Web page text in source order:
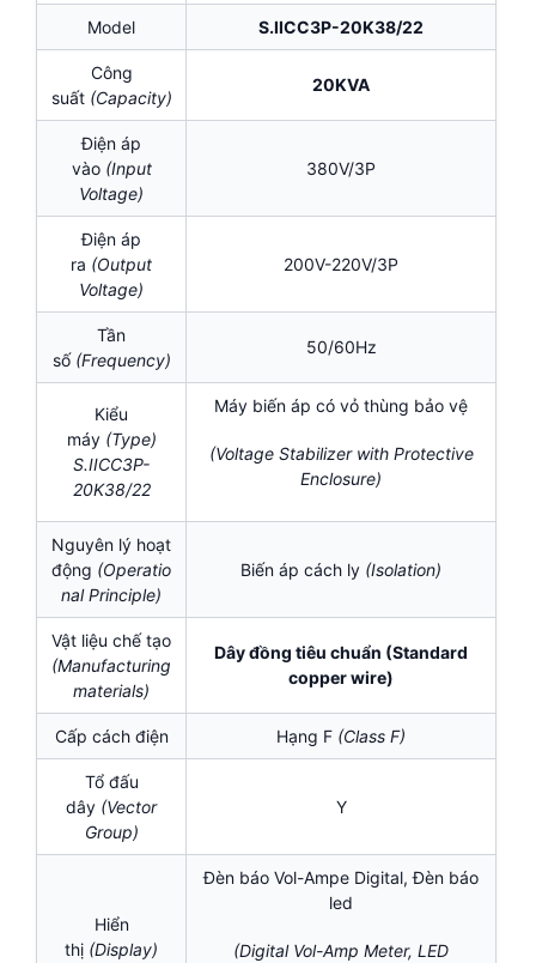
Model S.IICC3P-20K38/22
Công
suất (Capacity)
20KVA
Điện áp
vào (Input
Voltage)
380V/3P
Điện áp
ra (Output
Voltage)
200V-220V/3P
Tần
số (Frequency)
50/60Hz
Kiểu
máy (Type)
S.IICC3P-
20K38/22
Máy biến áp có vỏ thùng bảo vệ
(Voltage Stabilizer with Protective
Enclosure)
Nguyên lý hoạt
động (Operatio
nal Principle)
Biến áp cách ly (Isolation)
Vật liệu chế tạo
(Manufacturing
materials)
Dây đồng tiêu chuẩn (Standard
copper wire)
Cấp cách điện Hạng F (Class F)
Tổ đấu
dây (Vector
Group)
Y
Hiển
thị (Display)
Đèn báo Vol-Ampe Digital, Đèn báo
led
(Digital Vol-Amp Meter, LED